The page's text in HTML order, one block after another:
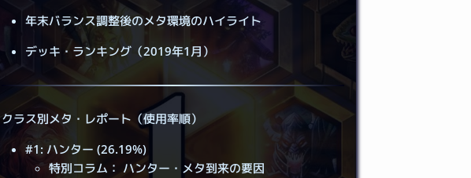
年末バランス調整後のメタ環境のハイライト
デッキ・ランキング（2019年1月）
クラス別メタ・レポート（使用率順）
#1: ハンター (26.19%)
特別コラム： ハンター・メタ到来の要因